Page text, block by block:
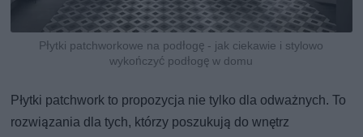
Płytki patchworkowe na podłogę - jak ciekawie i stylowo
wykończyć podłogę w domu
Płytki patchwork to propozycja nie tylko dla odważnych. To
rozwiązania dla tych, którzy poszukują do wnętrz